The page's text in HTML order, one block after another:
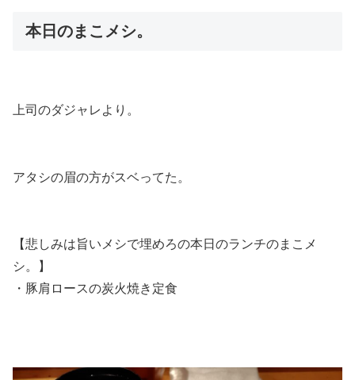
本日のまこメシ。
上司のダジャレより。
アタシの眉の方がスベってた。
【悲しみは旨いメシで埋めろの本日のランチのまこメ
シ。】
・豚肩ロースの炭火焼き定食